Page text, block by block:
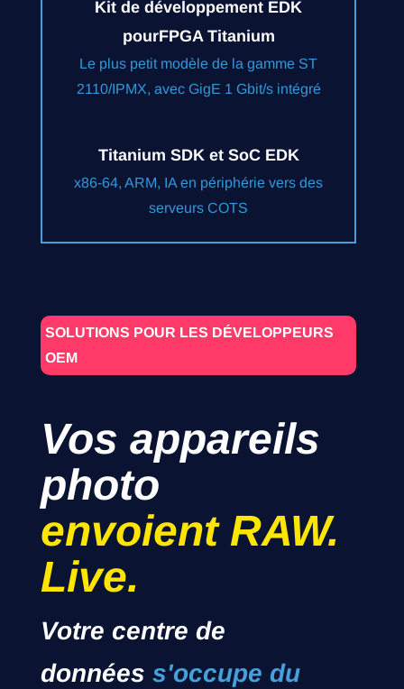
Kit de développement EDK
pourFPGA Titanium
Le plus petit modèle de la gamme ST
2110/IPMX, avec GigE 1 Gbit/s intégré
Titanium SDK et SoC EDK
x86-64, ARM, IA en périphérie vers des
serveurs COTS
SOLUTIONS POUR LES DÉVELOPPEURS
OEM
Vos appareils
photo
envoient RAW.
Live.
Votre centre de
données s'occupe du